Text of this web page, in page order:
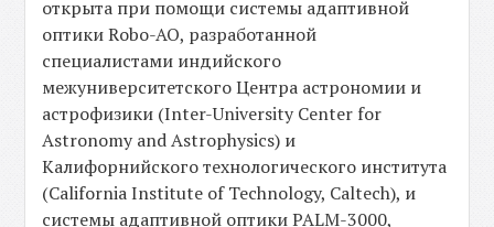
открыта при помощи системы адаптивной
оптики Robo-AO, разработанной
специалистами индийского
межуниверситетского Центра астрономии и
астрофизики (Inter-University Center for
Astronomy and Astrophysics) и
Калифорнийского технологического института
(California Institute of Technology, Caltech), и
системы адаптивной оптики PALM-3000,